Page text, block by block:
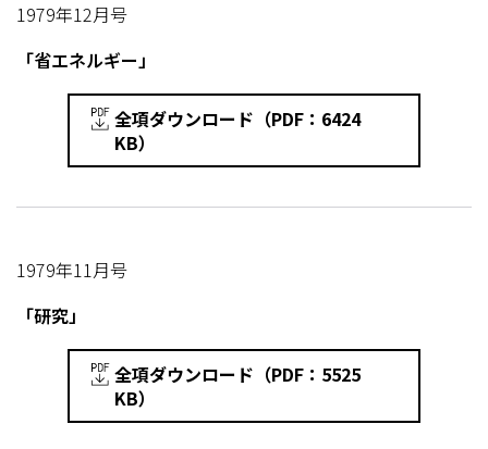
1979年12月号
「省エネルギー」
全項ダウンロード（PDF：6424
KB）
1979年11月号
「研究」
全項ダウンロード（PDF：5525
KB）